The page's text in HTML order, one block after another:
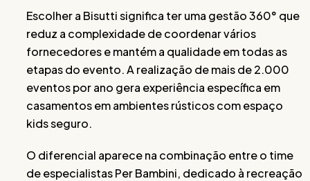
Escolher a Bisutti significa ter uma gestão 360° que
reduz a complexidade de coordenar vários
fornecedores e mantém a qualidade em todas as
etapas do evento. A realização de mais de 2.000
eventos por ano gera experiência específica em
casamentos em ambientes rústicos com espaço
kids seguro.
O diferencial aparece na combinação entre o time
de especialistas Per Bambini, dedicado à recreação